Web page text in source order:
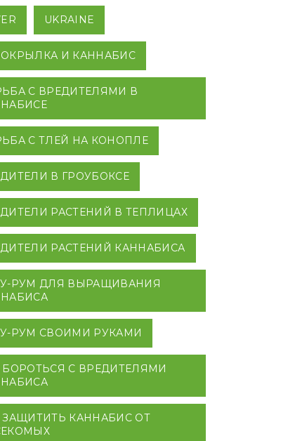
UKRAINE
И КАННАБИС
С ВРЕДИТЕЛЯМИ В
С ТЛЕЙ НА КОНОПЛЕ
В ГРОУБОКСЕ
РАСТЕНИЙ В ТЕПЛИЦАХ
РАСТЕНИЙ КАННАБИСА
РУМ ДЛЯ ВЫРАЩИВАНИЯ
РУМ СВОИМИ РУКАМИ
БОРОТЬСЯ С ВРЕДИТЕЛЯМИ
ЗАЩИТИТЬ КАННАБИС ОТ